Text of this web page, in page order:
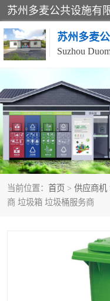
苏州多麦
Suzhou
当前位置： 首页 > 供应商机
商 垃圾箱 垃圾桶服务商
办公室脚踩垃圾桶
分类果皮箱
垃圾分类房
防疫岗亭